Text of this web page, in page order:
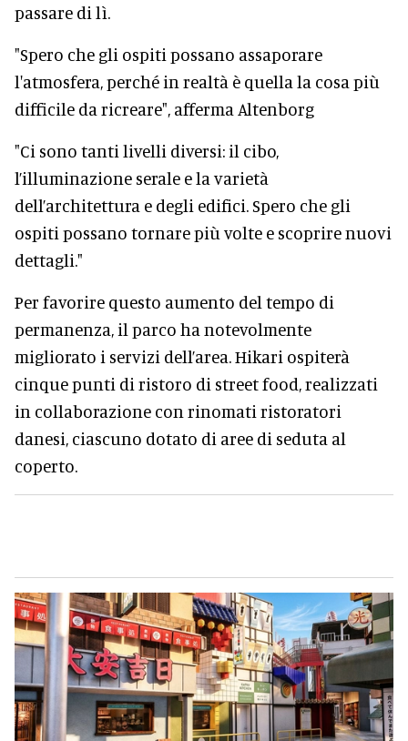
passare di lì.
"Spero che gli ospiti possano assaporare
l'atmosfera, perché in realtà è quella la cosa più
difficile da ricreare", afferma Altenborg
"Ci sono tanti livelli diversi: il cibo,
l’illuminazione serale e la varietà
dell’architettura e degli edifici. Spero che gli
ospiti possano tornare più volte e scoprire nuovi
dettagli."
Per favorire questo aumento del tempo di
permanenza, il parco ha notevolmente
migliorato i servizi dell’area. Hikari ospiterà
cinque punti di ristoro di street food, realizzati
in collaborazione con rinomati ristoratori
danesi, ciascuno dotato di aree di seduta al
coperto.